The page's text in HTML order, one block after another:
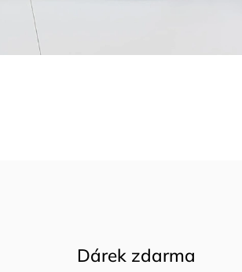
Dárek zdarma